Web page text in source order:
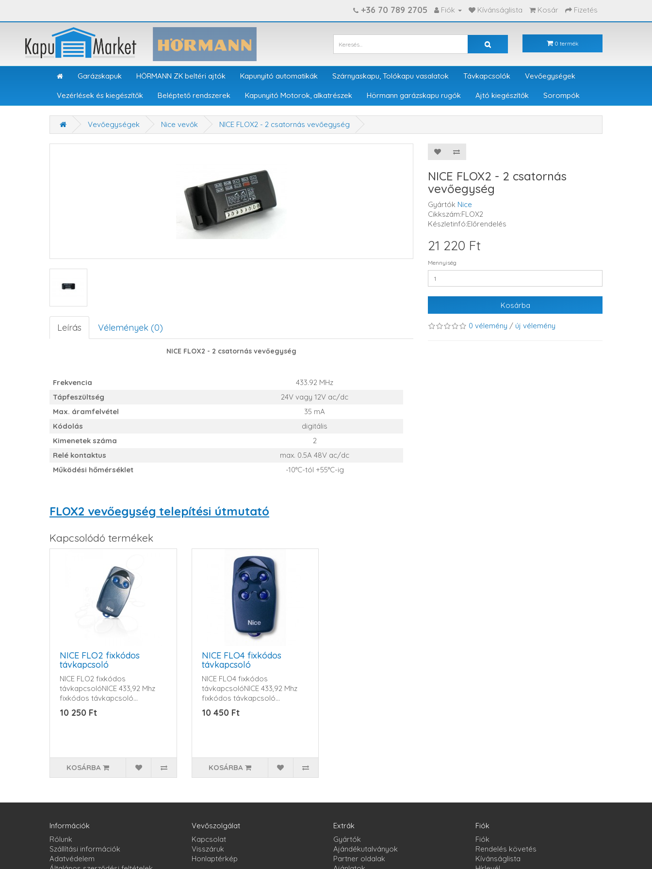
+36 70 789 2705 Fiók Kívánságlista Kosár Fizetés
0 termék
Garázskapuk HÖRMANN ZK beltéri ajtók Kapunyitó automatikák Szárnyaskapu, Tolókapu vasalatok Távkapcsolók Vevőegységek
Vezérlések és kiegészítők Beléptető rendszerek Kapunyitó Motorok, alkatrészek Hörmann garázskapu rugók Ajtó kiegészítők Sorompók
Vevőegységek Nice vevők NICE FLOX2 - 2 csatornás vevőegység
Leírás Vélemények (0)
NICE FLOX2 - 2 csatornás vevőegység
Frekvencia
433.92 MHz
Tápfeszültség
24V vagy 12V ac/dc
Max. áramfelvétel
35 mA
Kódolás
digitális
Kimenetek száma
2
Relé kontaktus
max. 0.5A 48V ac/dc
Működési hőmérséklet
-10°C-tól +55°C-ig
FLOX2 vevőegység telepítési útmutató
NICE FLOX2 - 2 csatornás
vevőegység
Gyártók Nice
Cikkszám:FLOX2
Készletinfó:Előrendelés
21 220 Ft
Mennyiség
Kosárba
0 vélemény / új vélemény
Kapcsolódó termékek
NICE FLO2 fixkódos
távkapcsoló
NICE FLO2 fixkódos
távkapcsolóNICE 433,92 Mhz
fixkódos távkapcsoló...
10 250 Ft
KOSÁRBA
NICE FLO4 fixkódos
távkapcsoló
NICE FLO4 fixkódos
távkapcsolóNICE 433,92 Mhz
fixkódos távkapcsoló...
10 450 Ft
KOSÁRBA
Információk
Rólunk
Szállítási információk
Adatvédelem
Vevőszolgálat
Kapcsolat
Visszáruk
Honlaptérkép
Extrák
Gyártók
Ajándékutalványok
Partner oldalak
Fiók
Fiók
Rendelés követés
Kívánságlista